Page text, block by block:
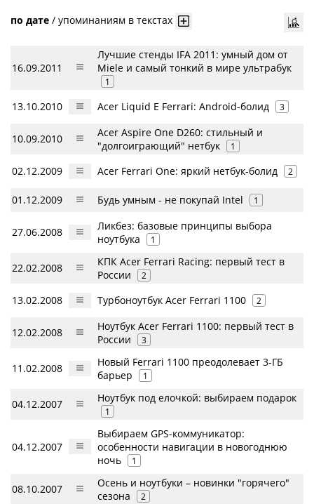
по дате / упоминаниям в текстах
16.09.2011
Лучшие стенды IFA 2011: умный дом от
Miele и самый тонкий в мире ультрабук
1
13.10.2010 Acer Liquid E Ferrari: Android-болид 3
10.09.2010
Acer Aspire One D260: стильный и
"долгоиграющий" нетбук
1
02.12.2009 Acer Ferrari One: яркий нетбук-болид 2
01.12.2009 Будь умным - не покупай Intel 1
27.06.2008
Ликбез: базовые принципы выбора
ноутбука
1
22.02.2008
КПК Acer Ferrari Racing: первый тест в
России
2
13.02.2008 Турбоноутбук Acer Ferrari 1100 2
12.02.2008
Ноутбук Acer Ferrari 1100: первый тест в
России
3
11.02.2008
Новый Ferrari 1100 преодолевает 3-ГБ
барьер
1
04.12.2007 Ноутбук под елочкой: выбираем подарок
1
04.12.2007
Выбираем GPS-коммуникатор:
особенности навигации в новогоднюю
ночь
1
08.10.2007
Осень и ноутбуки – новинки "горячего"
сезона
2